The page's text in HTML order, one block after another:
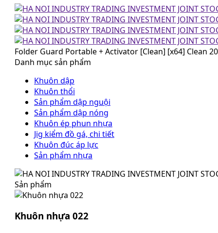
Folder Guard Portable + Activator [Clean] [x64] Clean
Danh mục sản phẩm
Khuôn dập
Khuôn thổi
Sản phẩm dập nguội
Sản phẩm dập nóng
Khuôn ép phun nhựa
Jig kiểm đồ gá, chi tiết
Khuôn đúc áp lực
Sản phẩm nhựa
Sản phẩm
Khuôn nhựa 022